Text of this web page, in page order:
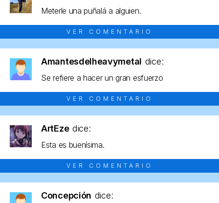
Meterle una puñalá a alguien.
VER COMENTARIO
Amantesdelheavymetal dice:
Se refiere a hacer un gran esfuerzo
VER COMENTARIO
ArtEze dice:
Esta es buenísima.
VER COMENTARIO
Concepción dice: